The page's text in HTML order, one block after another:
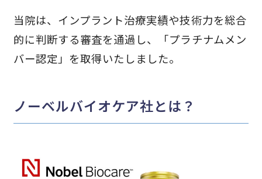
当院は、インプラント治療実績や技術力を総合
的に判断する審査を通過し、
「プラチナムメン
バー認定」を取得いたしました。
ノーベルバイオケア社とは？